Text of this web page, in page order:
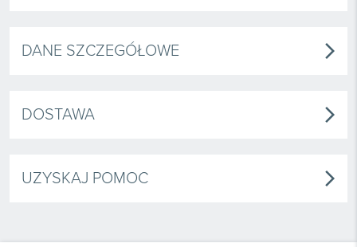
DANE SZCZEGÓŁOWE arrow_forward_ios
DOSTAWA arrow_forward_ios
UZYSKAJ POMOC arrow_forward_ios